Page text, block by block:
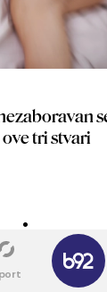
tri stvari
✕